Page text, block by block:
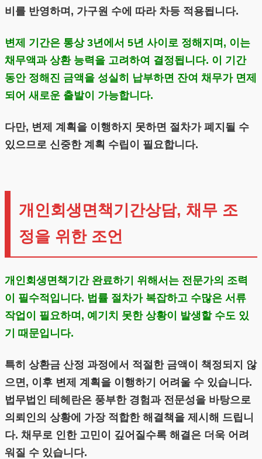
비를 반영하며, 가구원 수에 따라 차등 적용됩니다.
변제 기간은 통상 3년에서 5년 사이로 정해지며, 이는
채무액과 상환 능력을 고려하여 결정됩니다. 이 기간
동안 정해진 금액을 성실히 납부하면 잔여 채무가 면제
되어 새로운 출발이 가능합니다.
다만, 변제 계획을 이행하지 못하면 절차가 폐지될 수
있으므로 신중한 계획 수립이 필요합니다.
개인회생면책기간상담, 채무 조
정을 위한 조언
개인회생면책기간 완료하기 위해서는 전문가의 조력
이 필수적입니다. 법률 절차가 복잡하고 수많은 서류
작업이 필요하며, 예기치 못한 상황이 발생할 수도 있
기 때문입니다.
특히 상환금 산정 과정에서 적절한 금액이 책정되지 않
으면, 이후 변제 계획을 이행하기 어려울 수 있습니다.
법무법인 테헤란은 풍부한 경험과 전문성을 바탕으로
의뢰인의 상황에 가장 적합한 해결책을 제시해 드립니
다. 채무로 인한 고민이 깊어질수록 해결은 더욱 어려
워질 수 있습니다.